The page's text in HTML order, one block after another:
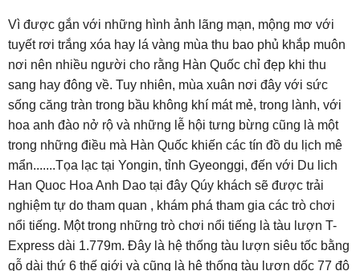
Vì được gắn với những hình ảnh lãng mạn, mộng mơ với
tuyết rơi trắng xóa hay lá vàng mùa thu bao phủ khắp muôn
nơi nên nhiều người cho rằng Hàn Quốc chỉ đẹp khi thu
sang hay đông về. Tuy nhiên, mùa xuân nơi đây với sức
sống căng tràn trong bầu không khí mát mẻ, trong lành, với
hoa anh đào nở rộ và những lễ hội tưng bừng cũng là một
trong những điều mà Hàn Quốc khiến các tín đồ du lịch mê
mẩn.......Tọa lạc tại Yongin, tỉnh Gyeonggi, đến với Du lich
Han Quoc Hoa Anh Dao tại đây Qúy khách sẽ được trải
nghiệm tự do tham quan , khám phá tham gia các trò chơi
nổi tiếng. Một trong những trò chơi nổi tiếng là tàu lượn T-
Express dài 1.779m. Đây là hệ thống tàu lượn siêu tốc bằng
gỗ dài thứ 6 thế giới và cũng là hệ thống tàu lượn dốc 77 độ